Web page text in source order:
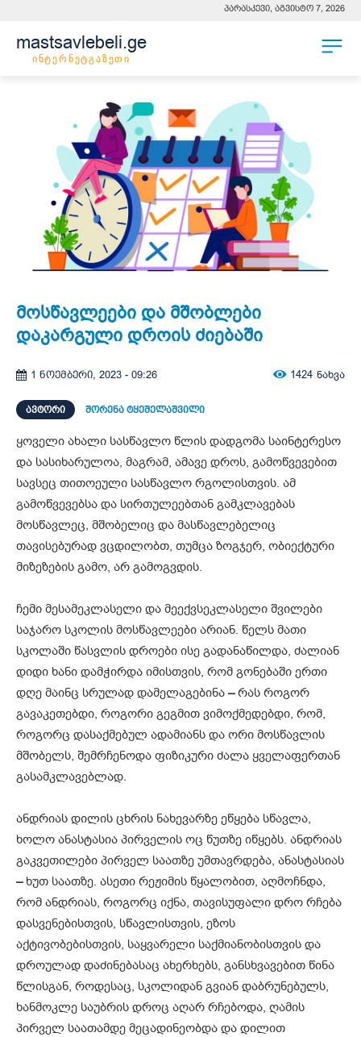
პარასკევი, აგვისტო 7, 2026
mastsavlebeli.ge
ინტერნეტგაზეთი
მოსწავლეები და მშობლები
დაკარგული დროის ძიებაში
1 ნოემბერი, 2023 - 09:26 1424 ნახვა
ᲐᲕᲢᲝᲠᲘ შორენა ტყეშელაშვილი
ყოველი ახალი სასწავლო წლის დადგომა საინტერესო
და სასიხარულოა, მაგრამ, ამავე დროს, გამოწვევებით
სავსეც თითოეული სასწავლო რგოლისთვის. ამ
გამოწვევებსა და სირთულეებთან გამკლავებას
მოსწავლეც, მშობელიც და მასწავლებელიც
თავისებურად ვცდილობთ, თუმცა ზოგჯერ, ობიექტური
მიზეზების გამო, არ გამოგვდის.
ჩემი მესამეკლასელი და მეექვსეკლასელი შვილები
საჯარო სკოლის მოსწავლეები არიან. წელს მათი
სკოლაში წასვლის დროები ისე გადანაწილდა, ძალიან
დიდი ხანი დამჭირდა იმისთვის, რომ გონებაში ერთი
დღე მაინც სრულად დამელაგებინა –რას როგორ
გავაკეთებდი, როგორი გეგმით ვიმოქმედებდი, რომ,
როგორც დასაქმებულ ადამიანს და ორი მოსწავლის
მშობელს, შემრჩენოდა ფიზიკური ძალა ყველაფერთან
გასამკლავებლად.
ანდრიას დილის ცხრის ნახევარზე ეწყება სწავლა,
ხოლო ანასტასია პირველის ოც წუთზე იწყებს. ანდრიას
გაკვეთილები პირველ საათზე უმთავრდება, ანასტასიას
–ხუთ საათზე. ასეთი რეჟიმის წყალობით, აღმოჩნდა,
რომ ანდრიას, როგორც იქნა, თავისუფალი დრო რჩება
დასვენებისთვის, სწავლისთვის, ეზოს
აქტივობებისთვის, საყვარელი საქმიანობისთვის და
დროულად დაძინებასაც ახერხებს, განსხვავებით წინა
წლისგან, როდესაც, სკოლიდან გვიან დაბრუნებულს,
ხანმოკლე საუბრის დროც აღარ რჩებოდა, ღამის
პირველ საათამდე მეცადინეობდა და დილით